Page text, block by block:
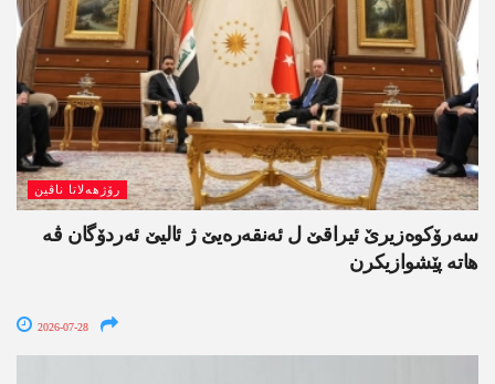
رۆژھەلاتا ناڤین
سەرۆکوەزیرێ ئیراقێ ل ئەنقەرەیێ ژ ئالیێ ئەردۆگان ڤە
ھاتە پێشوازیکرن
2026-07-28